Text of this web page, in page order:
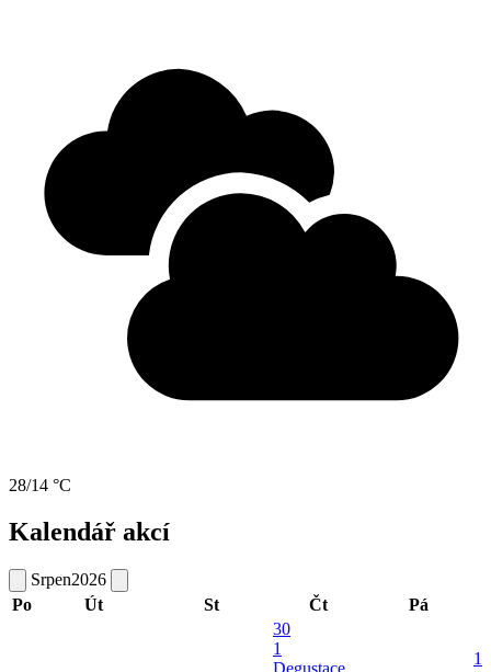
28/14 °C
Kalendář akcí
Srpen2026
Po
Út St Čt Pá
30
1
1